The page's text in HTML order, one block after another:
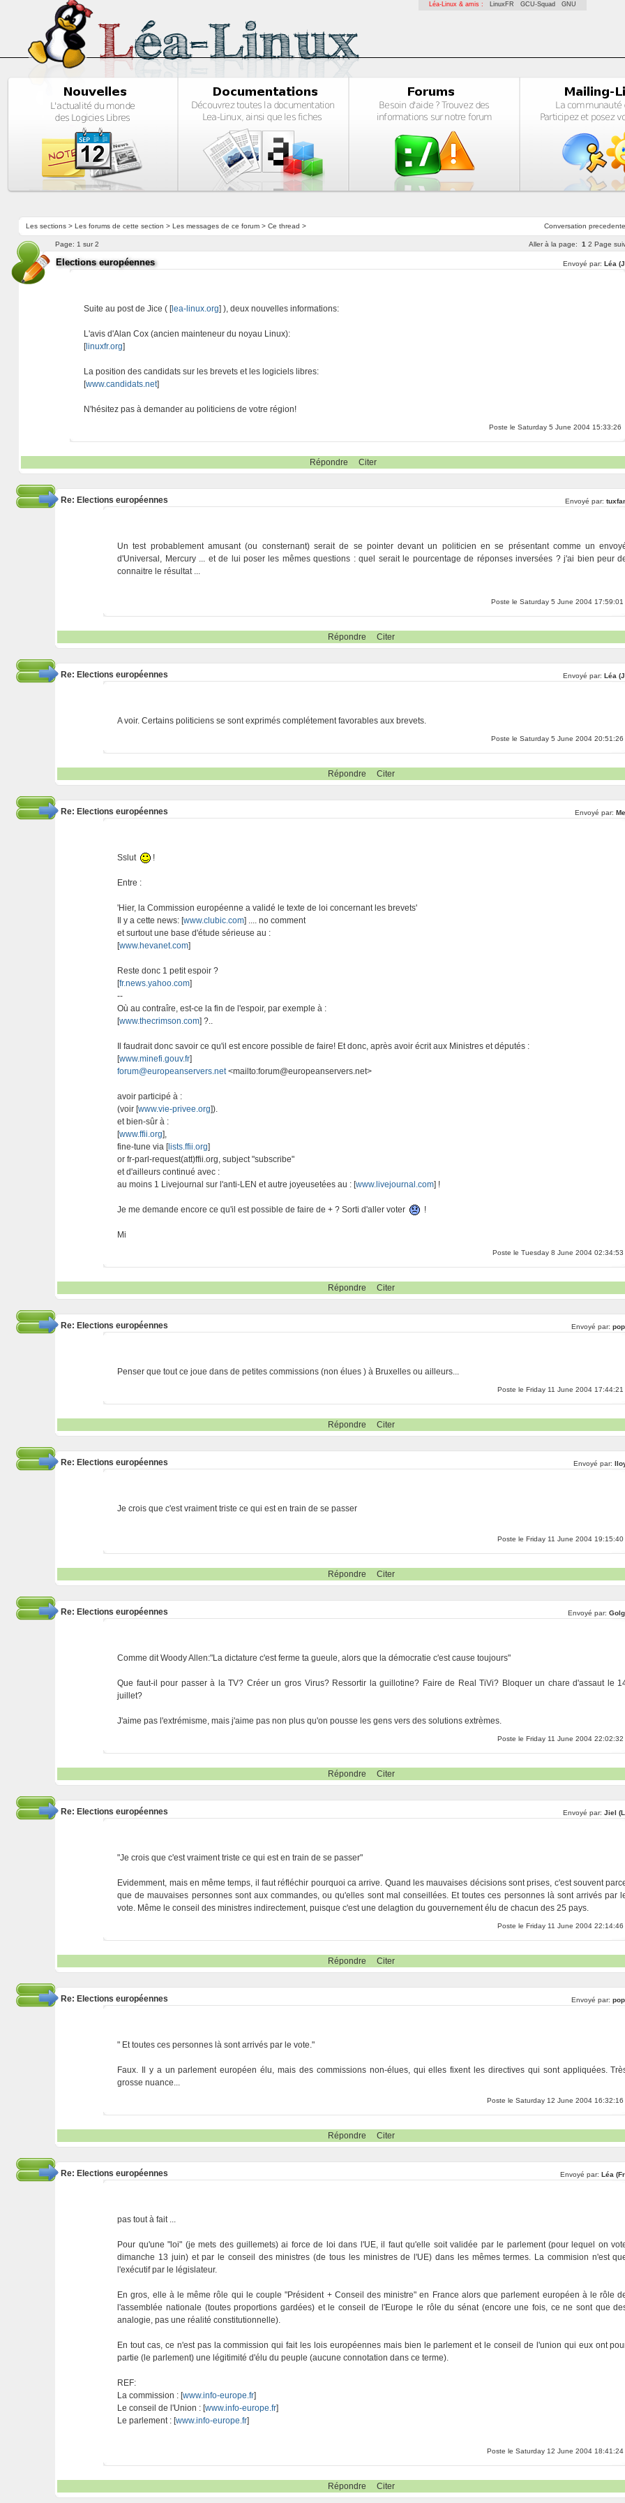
Léa-Linux & amis : LinuxFR GCU-Squad GNU
Conversation precedente
Les sections> Les forums de cette section > Les messages de ce forum> Ce thread >
Aller à la page: 1 2 Page
Page: 1 sur 2
Elections européennes Envoyé par: Léa
Suite au post de Jice ( [lea-linux.org] ), deux nouvelles informations:
L'avis d'Alan Cox (ancien mainteneur du noyau Linux):
[linuxfr.org]
La position des candidats sur les brevets et les logiciels libres:
[www.candidats.net]
N'hésitez pas à demander au politiciens de votre région!
Poste le Saturday 5 June 2004 15:33:26
Répondre Citer
Re: Elections européennes Envoyé par:
Un test probablement amusant (ou consternant) serait de se pointer devant un politicien en se présentant comme un
d'Universal, Mercury ... et de lui poser les mêmes questions : quel serait le pourcentage de réponses inversées ? j'ai bien peur
connaitre le résultat ...
Poste le Saturday 5 June 2004 17:59:01
Répondre Citer
Re: Elections européennes Envoyé par: Léa
A voir. Certains politiciens se sont exprimés complétement favorables aux brevets.
Poste le Saturday 5 June 2004 20:51:26
Répondre Citer
Re: Elections européennes Envoyé par:
Sslut !
Entre :
'Hier, la Commission européenne a validé le texte de loi concernant les brevets'
Il y a cette news: [www.clubic.com] .... no comment
et surtout une base d'étude sérieuse au :
[www.hevanet.com]
Reste donc 1 petit espoir ?
[fr.news.yahoo.com]
--
Où au contraîre, est-ce la fin de l'espoir, par exemple à :
[www.thecrimson.com] ?..
Il faudrait donc savoir ce qu'il est encore possible de faire! Et donc, après avoir écrit aux Ministres et députés :
[www.minefi.gouv.fr]
forum@europeanservers.net<mailto:forum@europeanservers.net>
avoir participé à :
(voir [www.vie-privee.org]).
et bien-sûr à :
[www.ffii.org],
fine-tune via [lists.ffii.org]
or fr-parl-request(att)ffii.org, subject "subscribe"
et d'ailleurs continué avec :
au moins 1 Livejournal sur l'anti-LEN et autre joyeusetées au : [www.livejournal.com] !
Je me demande encore ce qu'il est possible de faire de + ? Sorti d'aller voter !
Mi
Poste le Tuesday 8 June 2004 02:34:53
Répondre Citer
Re: Elections européennes Envoyé par:
Penser que tout ce joue dans de petites commissions (non élues ) à Bruxelles ou ailleurs...
Poste le Friday 11 June 2004 17:44:21
Répondre Citer
Re: Elections européennes Envoyé par:
Je crois que c'est vraiment triste ce qui est en train de se passer
Poste le Friday 11 June 2004 19:15:40
Répondre Citer
Re: Elections européennes Envoyé par:
Comme dit Woody Allen:"La dictature c'est ferme ta gueule, alors que la démocratie c'est cause toujours"
Que faut-il pour passer à la TV? Créer un gros Virus? Ressortir la guillotine? Faire de Real TiVi? Bloquer un chare d'assaut le
juillet?
J'aime pas l'extrémisme, mais j'aime pas non plus qu'on pousse les gens vers des solutions extrèmes.
Poste le Friday 11 June 2004 22:02:32
Répondre Citer
Re: Elections européennes Envoyé par: Jiel
"Je crois que c'est vraiment triste ce qui est en train de se passer"
Evidemment, mais en même temps, il faut réfléchir pourquoi ca arrive. Quand les mauvaises décisions sont prises, c'est souvent
que de mauvaises personnes sont aux commandes, ou qu'elles sont mal conseillées. Et toutes ces personnes là sont arrivés par
vote. Même le conseil des ministres indirectement, puisque c'est une delagtion du gouvernement élu de chacun des 25 pays.
Poste le Friday 11 June 2004 22:14:46
Répondre Citer
Re: Elections européennes Envoyé par:
" Et toutes ces personnes là sont arrivés par le vote."
Faux. Il y a un parlement européen élu, mais des commissions non-élues, qui elles fixent les directives qui sont appliquées.
grosse nuance...
Poste le Saturday 12 June 2004 16:32:16
Répondre Citer
Re: Elections européennes Envoyé par: Léa
pas tout à fait ...
Pour qu'une "loi" (je mets des guillemets) ai force de loi dans l'UE, il faut qu'elle soit validée par le parlement (pour lequel on
dimanche 13 juin) et par le conseil des ministres (de tous les ministres de l'UE) dans les mêmes termes. La commision n'est
l'exécutif par le législateur.
En gros, elle à le même rôle qui le couple "Président + Conseil des ministre" en France alors que parlement européen à le rôle
l'assemblée nationale (toutes proportions gardées) et le conseil de l'Europe le rôle du sénat (encore une fois, ce ne sont que
analogie, pas une réalité constitutionnelle).
En tout cas, ce n'est pas la commission qui fait les lois européennes mais bien le parlement et le conseil de l'union qui eux ont
partie (le parlement) une légitimité d'élu du peuple (aucune connotation dans ce terme).
REF:
La commission : [www.info-europe.fr]
Le conseil de l'Union : [www.info-europe.fr]
Le parlement : [www.info-europe.fr]
Poste le Saturday 12 June 2004 18:41:24
Répondre Citer